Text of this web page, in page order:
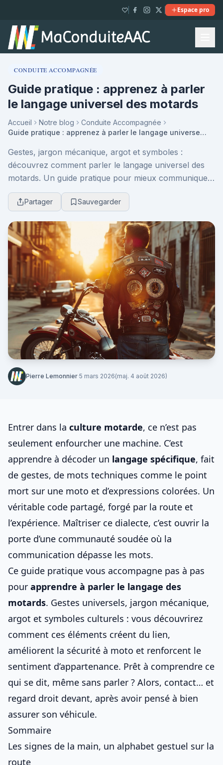
Espace pro
CONDUITE ACCOMPAGNÉE
Guide pratique : apprenez à parler
le langage universel des motards
Accueil Notre blog
Conduite Accompagnée
Guide pratique : apprenez à parler le langage universel des motards
Gestes, jargon mécanique, argot et symboles :
découvrez comment parler le langage universel des
motards. Un guide pratique pour mieux communiquer,
renforcer la sécurité et s’intégrer pleinement à la c...
Partager Sauvegarder
Pierre Lemonnier·5 mars 2026(maj. 4 août 2026)
Entrer dans la culture motarde, ce n’est pas
seulement enfourcher une machine. C’est
apprendre à décoder un langage spécifique, fait
de gestes, de mots techniques comme le point
mort sur une moto et d’expressions colorées. Un
véritable code partagé, forgé par la route et
l’expérience. Maîtriser ce dialecte, c’est ouvrir la
porte d’une communauté soudée où la
communication dépasse les mots.
Ce guide pratique vous accompagne pas à pas
pour apprendre à parler le langage des
motards. Gestes universels, jargon mécanique,
argot et symboles culturels : vous découvrirez
comment ces éléments créent du lien,
améliorent la sécurité à moto et renforcent le
sentiment d’appartenance. Prêt à comprendre ce
qui se dit, même sans parler ? Alors, contact… et
regard droit devant, après avoir pensé à bien
assurer son véhicule.
Sommaire
Les signes de la main, un alphabet gestuel sur la
route